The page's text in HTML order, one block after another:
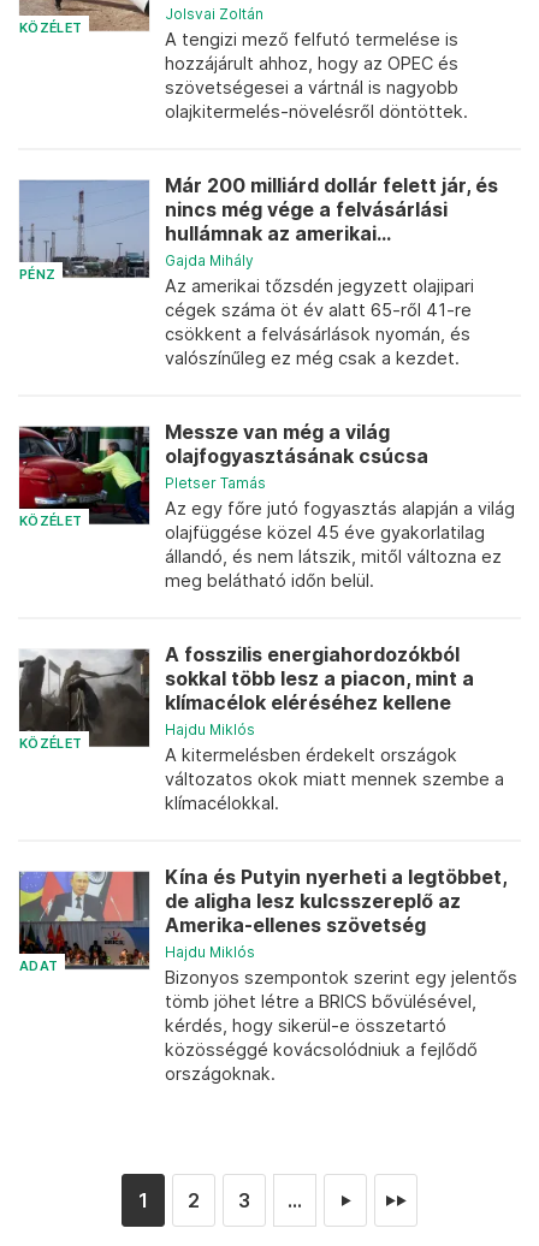
KÖZÉLET
Jolsvai Zoltán
A tengizi mező felfutó termelése is
hozzájárult ahhoz, hogy az OPEC és
szövetségesei a vártnál is nagyobb
olajkitermelés-növelésről döntöttek.
PÉNZ
Már 200 milliárd dollár felett jár, és
nincs még vége a felvásárlási
hullámnak az amerikai...
Gajda Mihály
Az amerikai tőzsdén jegyzett olajipari
cégek száma öt év alatt 65-ről 41-re
csökkent a felvásárlások nyomán, és
valószínűleg ez még csak a kezdet.
KÖZÉLET
Messze van még a világ
olajfogyasztásának csúcsa
Pletser Tamás
Az egy főre jutó fogyasztás alapján a világ
olajfüggése közel 45 éve gyakorlatilag
állandó, és nem látszik, mitől változna ez
meg belátható időn belül.
KÖZÉLET
A fosszilis energiahordozókból
sokkal több lesz a piacon, mint a
klímacélok eléréséhez kellene
Hajdu Miklós
A kitermelésben érdekelt országok
változatos okok miatt mennek szembe a
klímacélokkal.
ADAT
Kína és Putyin nyerheti a legtöbbet,
de aligha lesz kulcsszereplő az
Amerika-ellenes szövetség
Hajdu Miklós
Bizonyos szempontok szerint egy jelentős
tömb jöhet létre a BRICS bővülésével,
kérdés, hogy sikerül-e összetartó
közösséggé kovácsolódniuk a fejlődő
országoknak.
1 2 3 ... ► ►►